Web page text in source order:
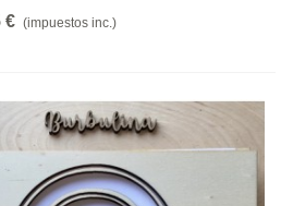
€ (impuestos inc.)